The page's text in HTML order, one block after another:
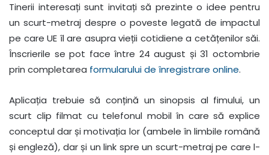
Tinerii interesați sunt invitați să prezinte o idee pentru
un scurt-metraj despre o poveste legată de impactul
pe care UE îl are asupra vieții cotidiene a cetățenilor săi.
Înscrierile se pot face între 24 august și 31 octombrie
prin completarea formularului de înregistrare online.
Aplicația trebuie să conțină un sinopsis al fimului, un
scurt clip filmat cu telefonul mobil în care să explice
conceptul dar și motivația lor (ambele în limbile română
și engleză), dar și un link spre un scurt-metraj pe care l-